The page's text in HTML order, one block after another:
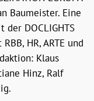
Baumeister. Eine
DOCLIGHTS
HR, ARTE und
Klaus
Hinz, Ralf